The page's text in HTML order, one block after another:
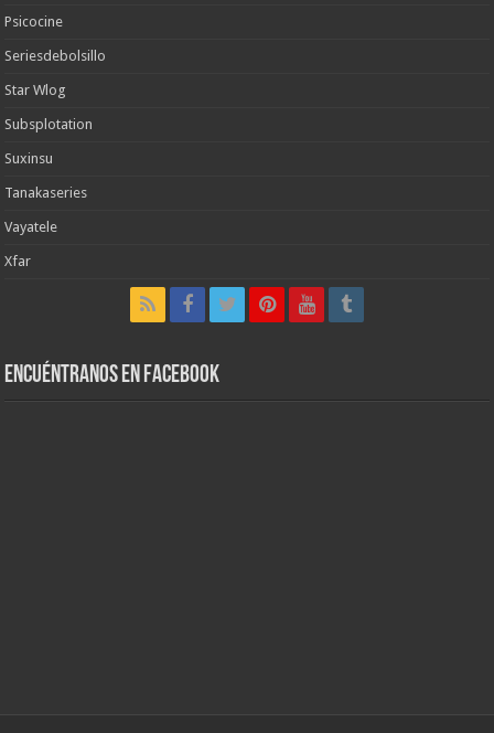
Psicocine
Seriesdebolsillo
Star Wlog
Subsplotation
Suxinsu
Tanakaseries
Vayatele
Xfar
Encuéntranos en Facebook